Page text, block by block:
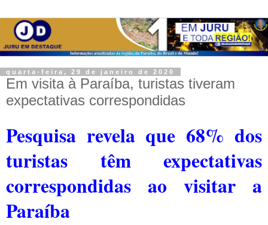
quarta-feira, 29 de janeiro de 2020
Em visita à Paraíba, turistas tiveram
expectativas correspondidas
Pesquisa revela que 68% dos
turistas têm expectativas
correspondidas ao visitar a
Paraíba